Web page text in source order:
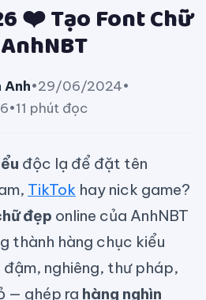
❤️ Tạo Font Chữ
Anh•29/06/2024•
•11 phút đọc
độc lạ để đặt tên
TikTok hay nick game?
đẹp online của AnhNBT
thành hàng chục kiểu
nghiêng, thư pháp,
— ghép ra hàng nghìn